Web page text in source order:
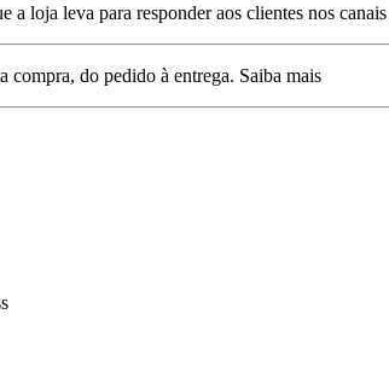
a loja leva para responder aos clientes nos
compra, do pedido à entrega. Saiba mais